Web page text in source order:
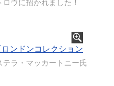
ウに招かれました！
ラ・マッカートニー氏